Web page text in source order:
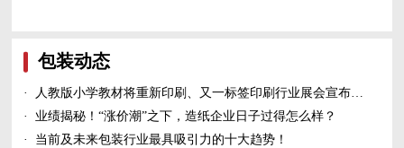
包装动态
·
人教版小学教材将重新印刷、又一标签印刷行业展会宣布延期、5家造纸及包装印刷富豪上榜新财富500富人榜......
·
业绩揭秘！“涨价潮”之下，造纸企业日子过得怎么样？
·
当前及未来包装行业最具吸引力的十大趋势！